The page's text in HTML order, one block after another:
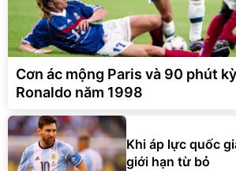
Cơn ác mộng Paris và 90 phút
Ronaldo năm 1998
Khi áp lực quốc
giới hạn từ bỏ